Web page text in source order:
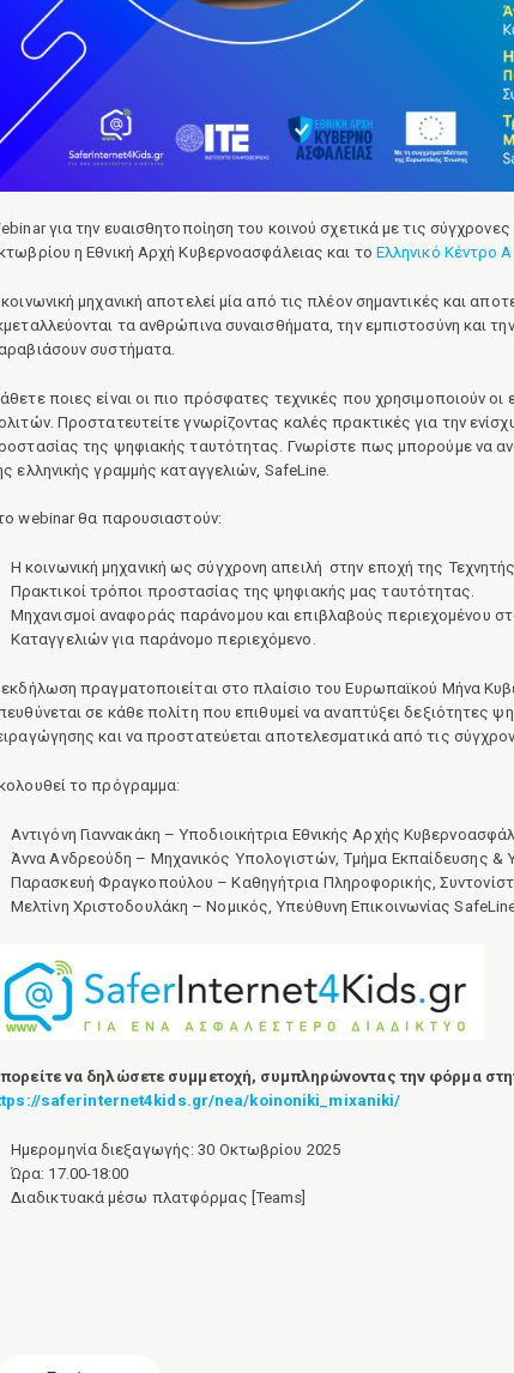
για την ευαισθητοποίηση του κοινού σχετικά με τις
η Εθνική Αρχή Κυβερνοασφάλειας και το Ελληνικό Κέντρο
μηχανική αποτελεί μία από τις πλέον σημαντικές και
τα ανθρώπινα συναισθήματα, την εμπιστοσύνη και
συστήματα.
ποιες είναι οι πιο πρόσφατες τεχνικές που χρησιμοποιούν
Προστατευτείτε γνωρίζοντας καλές πρακτικές για την
της ψηφιακής ταυτότητας. Γνωρίστε πως μπορούμε να
ελληνικής γραμμής καταγγελιών, SafeLine.
webinar θα παρουσιαστούν:
Η κοινωνική μηχανική ως σύγχρονη απειλή στην εποχή της
Πρακτικοί τρόποι προστασίας της ψηφιακής μας ταυτότητας.
Μηχανισμοί αναφοράς παράνομου και επιβλαβούς περιεχομένου
Καταγγελιών για παράνομο περιεχόμενο.
πραγματοποιείται στο πλαίσιο του Ευρωπαϊκού Μήνα
σε κάθε πολίτη που επιθυμεί να αναπτύξει δεξιότητες
και να προστατεύεται αποτελεσματικά από τις
το πρόγραμμα:
Αντιγόνη Γιαννακάκη – Υποδιοικήτρια Εθνικής Αρχής
Άννα Ανδρεούδη – Μηχανικός Υπολογιστών, Τμήμα Εκπαίδευσης &
Παρασκευή Φραγκοπούλου – Καθηγήτρια Πληροφορικής,
Μελτίνη Χριστοδουλάκη – Νομικός, Υπεύθυνη Επικοινωνίας
να δηλώσετε συμμετοχή, συμπληρώνοντας την φόρμα
saferinternet4kids.gr/nea/koinoniki_mixaniki/
Ημερομηνία διεξαγωγής: 30 Οκτωβρίου 2025
Ώρα: 17.00-18:00
Διαδικτυακά μέσω πλατφόρμας [Teams]